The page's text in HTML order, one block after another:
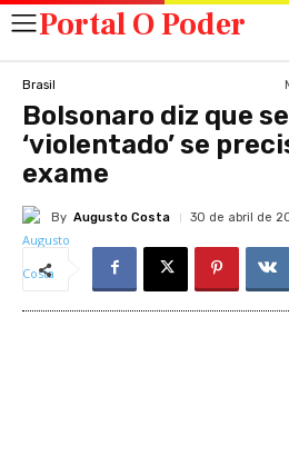
Portal O Poder
Brasil
Bolsonaro diz que
‘violentado’ se
exame
By Augusto Costa 30 de abril de